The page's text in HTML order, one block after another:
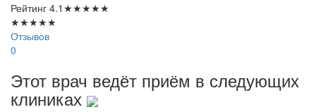
Рейтинг 4.1 ★★★★★
★★★★★
Отзывов
0
Этот врач ведёт приём в следующих
клиниках